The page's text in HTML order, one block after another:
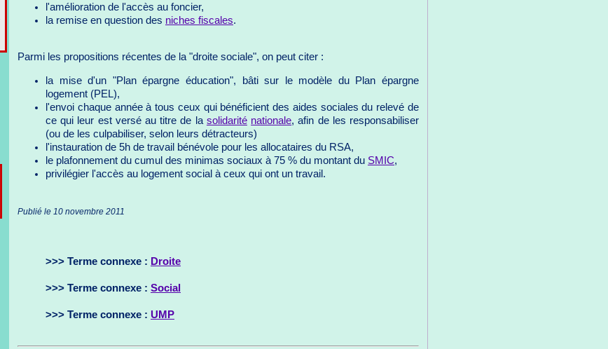
l'amélioration de l'accès au foncier,
la remise en question des niches fiscales.
Parmi les propositions récentes de la "droite sociale", on peut citer :
la mise d'un "Plan épargne éducation", bâti sur le modèle du Plan épargne
logement (PEL),
l'envoi chaque année à tous ceux qui bénéficient des aides sociales du relevé de
ce qui leur est versé au titre de la solidarité nationale, afin de les responsabiliser
(ou de les culpabiliser, selon leurs détracteurs)
l'instauration de 5h de travail bénévole pour les allocataires du RSA,
le plafonnement du cumul des minimas sociaux à 75 % du montant du SMIC,
privilégier l'accès au logement social à ceux qui ont un travail.
Publié le 10 novembre 2011
>>> Terme connexe : Droite
>>> Terme connexe : Social
>>> Terme connexe : UMP